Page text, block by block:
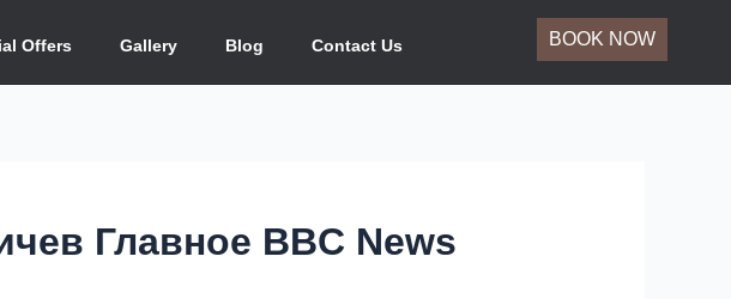
Offers Gallery Blog Contact Us BOOK NOW
Главное BBC News